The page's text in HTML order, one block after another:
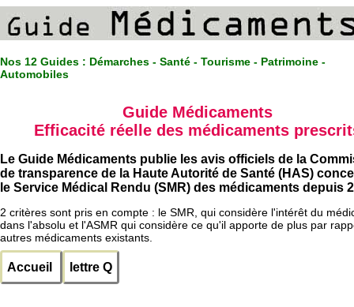
Nos 12 Guides : Démarches - Santé - Tourisme - Patrimoine -
Automobiles
Guide Médicaments
Efficacité réelle des médicaments
Le Guide Médicaments publie les avis officiels de la
de transparence de la Haute Autorité de Santé (HAS)
le Service Médical Rendu (SMR) des médicaments depuis
2 critères sont pris en compte : le SMR, qui considère l'intérêt du
dans l'absolu et l'ASMR qui considère ce qu'il apporte de plus par
autres médicaments existants.
Accueil lettre Q